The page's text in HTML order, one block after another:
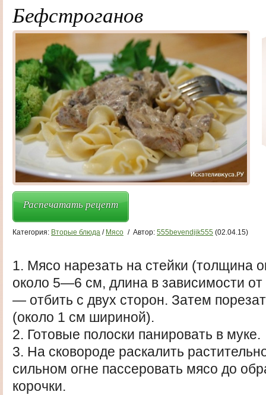
Бефстроганов
Распечатать рецепт
Категория: Вторые блюда / Мясо / Автор: 555bevendjik555 (02.04.15)
1. Мясо нарезать на стейки (толщина
около 5—6 см, длина в зависимости
— отбить с двух сторон. Затем
(около 1 см шириной).
2. Готовые полоски панировать в муке.
3. На сковороде раскалить
сильном огне пассеровать мясо до
корочки.